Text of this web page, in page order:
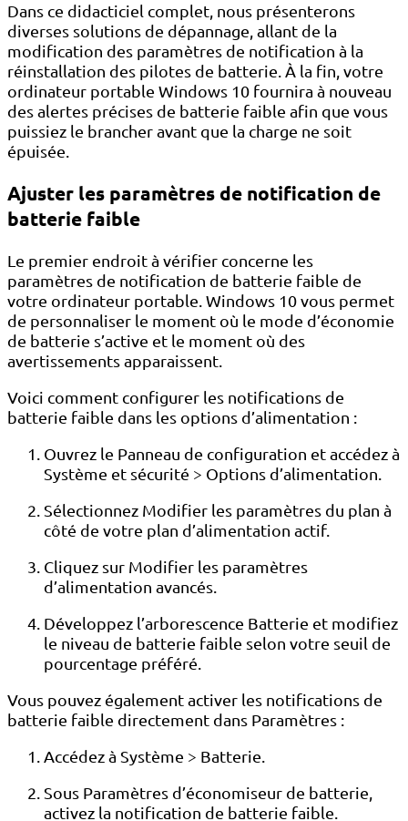
Dans ce didacticiel complet, nous présenterons
diverses solutions de dépannage, allant de la
modification des paramètres de notification à la
réinstallation des pilotes de batterie. À la fin, votre
ordinateur portable Windows 10 fournira à nouveau
des alertes précises de batterie faible afin que vous
puissiez le brancher avant que la charge ne soit
épuisée.
Ajuster les paramètres de notification de
batterie faible
Le premier endroit à vérifier concerne les
paramètres de notification de batterie faible de
votre ordinateur portable. Windows 10 vous permet
de personnaliser le moment où le mode d’économie
de batterie s’active et le moment où des
avertissements apparaissent.
Voici comment configurer les notifications de
batterie faible dans les options d’alimentation :
Ouvrez le Panneau de configuration et accédez à
Système et sécurité > Options d’alimentation.
Sélectionnez Modifier les paramètres du plan à
côté de votre plan d’alimentation actif.
Cliquez sur Modifier les paramètres
d’alimentation avancés.
Développez l’arborescence Batterie et modifiez
le niveau de batterie faible selon votre seuil de
pourcentage préféré.
Vous pouvez également activer les notifications de
batterie faible directement dans Paramètres :
Accédez à Système > Batterie.
Sous Paramètres d’économiseur de batterie,
activez la notification de batterie faible.